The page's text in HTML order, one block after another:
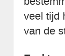
veel tijd
van de